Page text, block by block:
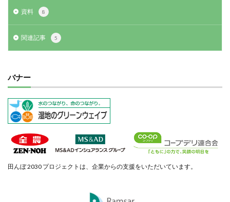
資料 8
関連記事 5
バナー
田んぼ 2030 プロジェクトは、企業からの支援をいただいています。